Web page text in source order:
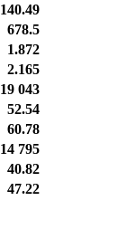
140.49
678.5
1.872
2.165
19 043
52.54
60.78
14 795
40.82
47.22